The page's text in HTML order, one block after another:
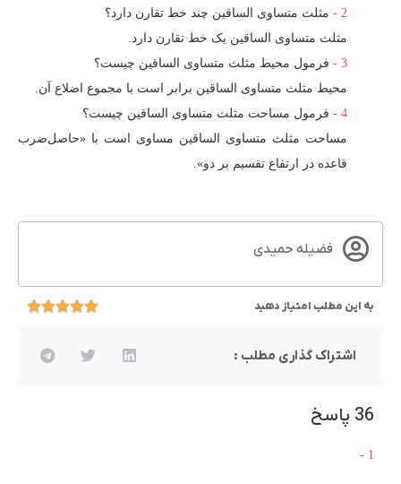
مثلث متساوی الساقین چند خط تقارن دارد؟
مثلث متساوی الساقین یک خط تقارن دارد.
فرمول محیط مثلث متساوی الساقین چیست؟
محیط مثلث متساوی الساقین برابر است با مجموع اضلاع آن.
فرمول مساحت مثلث متساوی الساقین چیست؟
مساحت مثلث متساوی الساقین مساوی است با «حاصل‌ضرب
قاعده در ارتفاع تقسیم بر دو».
فضیله حمیدی
به این مطلب امتیاز دهید
اشتراک گذاری مطلب :
36 پاسخ